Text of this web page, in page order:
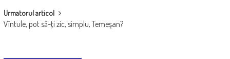
Urmatorul articol
Vîntule, pot să-ţi zic, simplu, Temeşan?